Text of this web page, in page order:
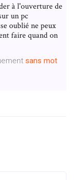
à l'ouverture de
un pc
oublié ne peux
faire quand on
sans mot